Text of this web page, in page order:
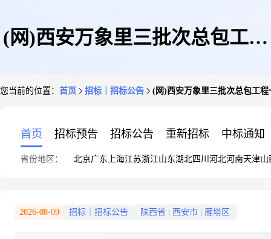
(网)西安万象里三批次总包工程
您当前的位置： 首页 招标｜招标公告 (网)西安万象里三批次总包工程
首页 招标预告 招标公告 重新招标 中标通知
省份地区： 北京广东 上海江苏浙江山东湖北四川 河北河南天津山
2026-08-09 招标｜招标公告 陕西省 西安市 雁塔区